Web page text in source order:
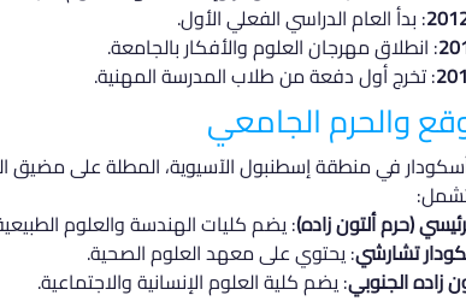
: بدأ العام الدراسي الفعلي الأول.
: انطلاق مهرجان العلوم والأفكار بالجامعة.
: تخرج أول دفعة من طلاب المدرسة المهنية.
والحرم الجامعي
في منطقة إسطنبول الآسيوية، المطلة على مضيق
(حرم ألتون زاده): يضم كليات الهندسة والعلوم
تشارشي: يحتوي على معهد العلوم الصحية.
زاده الجنوبي: يضم كلية العلوم الإنسانية والاجتماعية.